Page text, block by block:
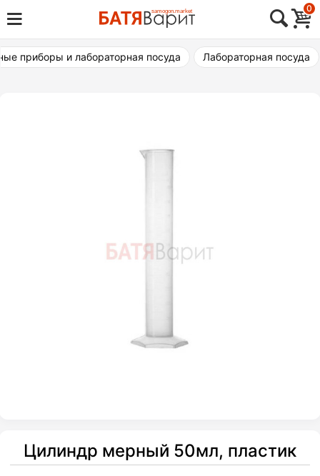
Skip
to
content
Товары для виноделия, самогоноварения,
пивоварения
0
приборы и лабораторная посуда Лабораторная посуда
Цилиндр мерный 50мл, пластик